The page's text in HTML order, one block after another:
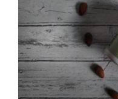
закрывать, то
отправке